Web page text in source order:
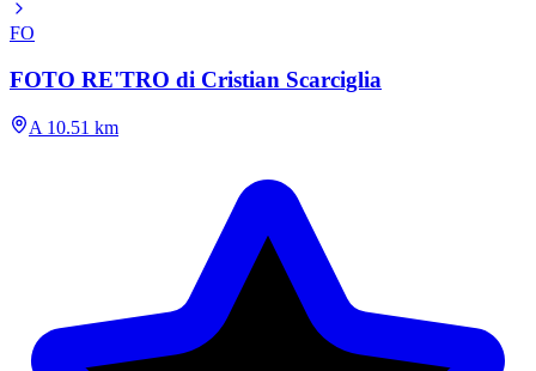
FO
FOTO RE'TRO di Cristian Scarciglia
A 10.51 km